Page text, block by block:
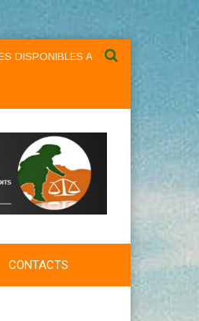
AU NIVEAU DU MENU
CONTACTS